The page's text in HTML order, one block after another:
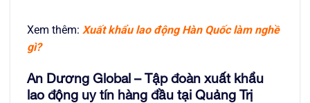
Xem thêm: Xuất khẩu lao động Hàn Quốc làm nghề
gì?
An Dương Global – Tập đoàn xuất khẩu
lao động uy tín hàng đầu tại Quảng Trị